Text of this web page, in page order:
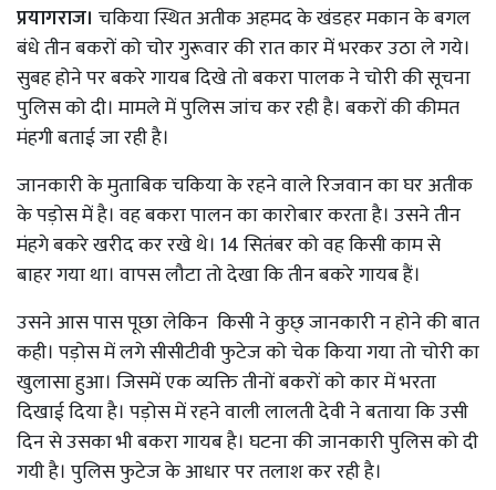
प्रयागराज। चकिया स्थित अतीक अहमद के खंडहर मकान के बगल
बंधे तीन बकरों को चोर गुरूवार की रात कार में भरकर उठा ले गये।
सुबह होने पर बकरे गायब दिखे तो बकरा पालक ने चोरी की सूचना
पुलिस को दी। मामले में पुलिस जांच कर रही है। बकरों की कीमत
मंहगी बताई जा रही है।
जानकारी के मुताबिक चकिया के रहने वाले रिजवान का घर अतीक
के पड़ोस में है। वह बकरा पालन का कारोबार करता है। उसने तीन
मंहगे बकरे खरीद कर रखे थे। 14 सितंबर को वह किसी काम से
बाहर गया था। वापस लौटा तो देखा कि तीन बकरे गायब हैं।
उसने आस पास पूछा लेकिन किसी ने कुछ् जानकारी न होने की बात
कही। पड़ोस में लगे सीसीटीवी फुटेज को चेक किया गया तो चोरी का
खुलासा हुआ। जिसमें एक व्यक्ति तीनों बकरों को कार में भरता
दिखाई दिया है। पड़ोस में रहने वाली लालती देवी ने बताया कि उसी
दिन से उसका भी बकरा गायब है। घटना की जानकारी पुलिस को दी
गयी है। पुलिस फुटेज के आधार पर तलाश कर रही है।